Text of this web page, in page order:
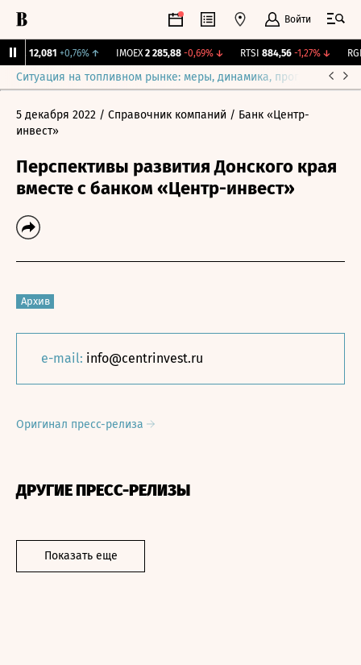
Войти
12,081 +0,76%↑ IMOEX 2 285,88 -0,69%↓ RTSI 884,56 -1,27%↓ RGBI
Ситуация на топливном рынке: меры, динамика, прогнозы
5 декабря 2022 / Справочник компаний / Банк «Центр-
инвест»
Перспективы развития Донского края
вместе с банком «Центр-инвест»
Архив
e-mail: info@centrinvest.ru
Оригинал пресс-релиза
ДРУГИЕ ПРЕСС-РЕЛИЗЫ
Показать еще